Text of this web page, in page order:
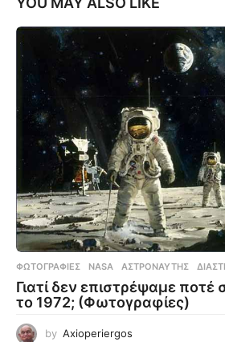
ΦΩΤΟΓΡΑΦΊΕΣ NASA ,ΑΣΤΡΟΝΑΎΤΗΣ ,
Γιατί δεν επιστρέψαμε
το 1972; (Φωτογραφίες)
by Axioperiergos